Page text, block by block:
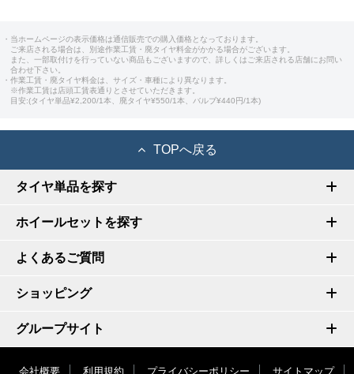
・当ホームページの表示価格は通信販売での購入価格となっております。
ご来店される場合は、別途作業工賃・廃タイヤ料金がかかる場合がございます。
また、一部取付けを行っていない商品もございますので、詳しくはご来店される店舗にお問い
合わせ下さい。
・作業工賃・廃タイヤ料金は、サイズ・車種により異なります。
※作業工賃は店頭工賃表通りとさせていただきます。
目安:(タイヤ単品¥2,200/1本、廃タイヤ¥550/1本、バルブ¥440円/1本)
TOPへ戻る
タイヤ単品を探す
ホイールセットを探す
よくあるご質問
ショッピング
グループサイト
会社概要 利用規約 プライバシーポリシー サイトマップ